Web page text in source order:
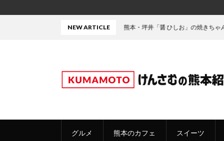
グルメ 熊本のカフェ スイーツ
NEW ARTICLE
熊本・坪井「醤 ひしお」の焼きちゃんぽん威力ハン